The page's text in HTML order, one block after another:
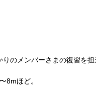
のメンバーさまの復習を
8mほど。